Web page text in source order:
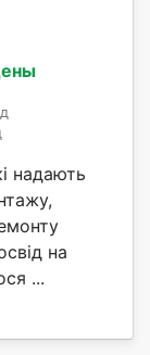
надають
на
...